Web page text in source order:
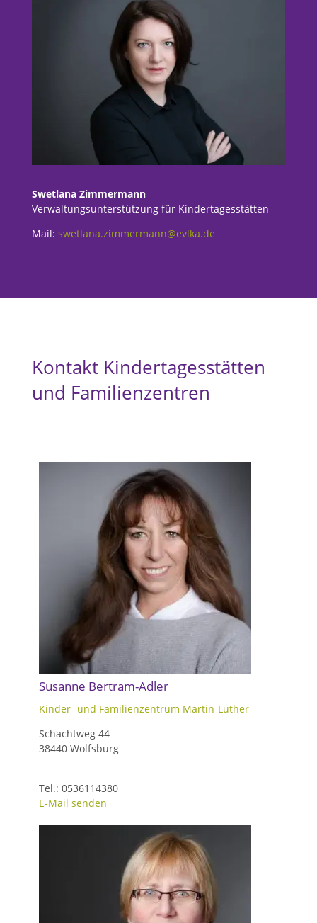
Swetlana Zimmermann
Verwaltungsunterstützung für Kindertagesstätten
Mail: swetlana.zimmermann@evlka.de
Kontakt Kindertagesstätten
und Familienzentren
Susanne Bertram-Adler
Kinder- und Familienzentrum Martin-Luther
Schachtweg 44
38440 Wolfsburg
Tel.: 0536114380
E-Mail senden